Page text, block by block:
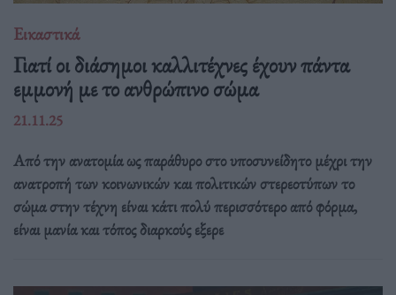
Εικαστικά
Γιατί οι διάσημοι καλλιτέχνες έχουν πάντα
εμμονή με το ανθρώπινο σώμα
21.11.25
Από την ανατομία ως παράθυρο στο υποσυνείδητο μέχρι την
ανατροπή των κοινωνικών και πολιτικών στερεοτύπων το
σώμα στην τέχνη είναι κάτι πολύ περισσότερο από φόρμα,
είναι μανία και τόπος διαρκούς εξερε